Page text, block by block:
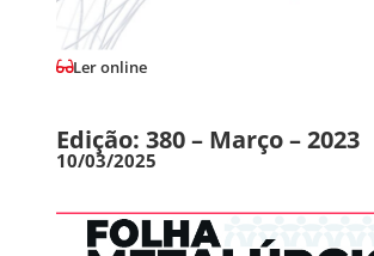
Ler online
Edição: 380 – Março – 2023
10/03/2025